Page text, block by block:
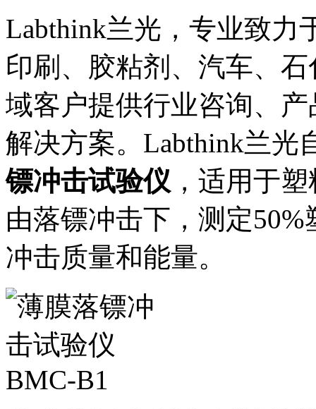
Labthink兰光，专业致力
印刷、胶粘剂、汽车、
域客户提供行业咨询、
解决方案。Labthink兰光
镖冲击试验仪 ，适用于
由落镖冲击下，测定
冲击质量和能量。